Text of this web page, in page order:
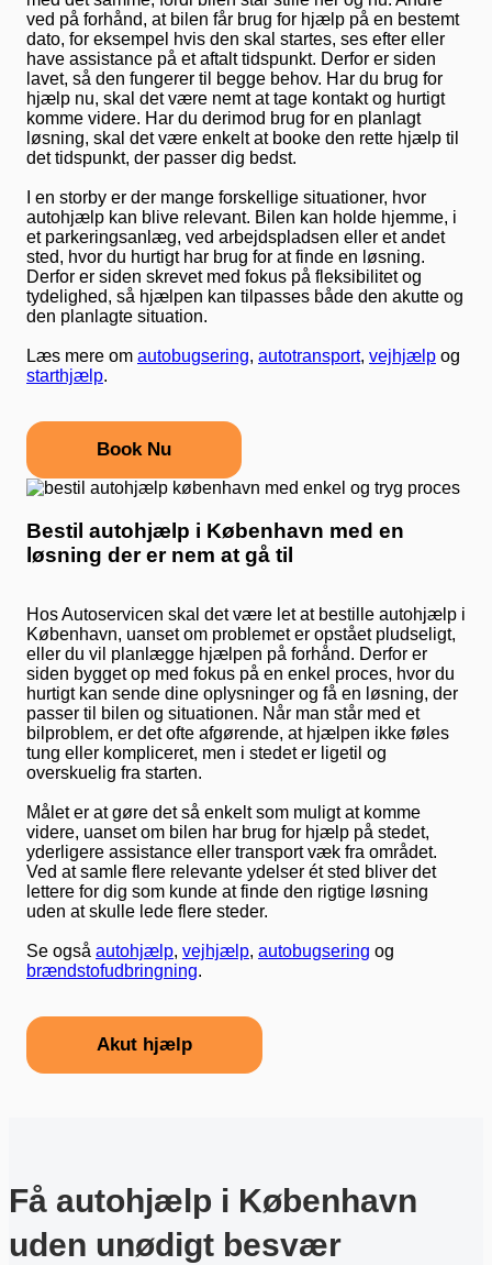
ved på forhånd, at bilen får brug for hjælp på en bestemt
dato, for eksempel hvis den skal startes, ses efter eller
have assistance på et aftalt tidspunkt. Derfor er siden
lavet, så den fungerer til begge behov. Har du brug for
hjælp nu, skal det være nemt at tage kontakt og hurtigt
komme videre. Har du derimod brug for en planlagt
løsning, skal det være enkelt at booke den rette hjælp til
det tidspunkt, der passer dig bedst.
I en storby er der mange forskellige situationer, hvor
autohjælp kan blive relevant. Bilen kan holde hjemme, i
et parkeringsanlæg, ved arbejdspladsen eller et andet
sted, hvor du hurtigt har brug for at finde en løsning.
Derfor er siden skrevet med fokus på fleksibilitet og
tydelighed, så hjælpen kan tilpasses både den akutte og
den planlagte situation.
Læs mere om autobugsering, autotransport, vejhjælp og
starthjælp.
Book Nu
Bestil autohjælp i København med en
løsning der er nem at gå til
Hos Autoservicen skal det være let at bestille autohjælp i
København, uanset om problemet er opstået pludseligt,
eller du vil planlægge hjælpen på forhånd. Derfor er
siden bygget op med fokus på en enkel proces, hvor du
hurtigt kan sende dine oplysninger og få en løsning, der
passer til bilen og situationen. Når man står med et
bilproblem, er det ofte afgørende, at hjælpen ikke føles
tung eller kompliceret, men i stedet er ligetil og
overskuelig fra starten.
Målet er at gøre det så enkelt som muligt at komme
videre, uanset om bilen har brug for hjælp på stedet,
yderligere assistance eller transport væk fra området.
Ved at samle flere relevante ydelser ét sted bliver det
lettere for dig som kunde at finde den rigtige løsning
uden at skulle lede flere steder.
Se også autohjælp, vejhjælp, autobugsering og
brændstofudbringning.
Akut hjælp
Få autohjælp i København
uden unødigt besvær